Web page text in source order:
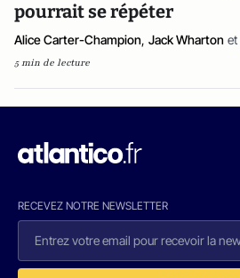
pourrait se répéter
Alice Carter-Champion, Jack Wharton et
5 min de lecture
RECEVEZ NOTRE NEWSLETTER